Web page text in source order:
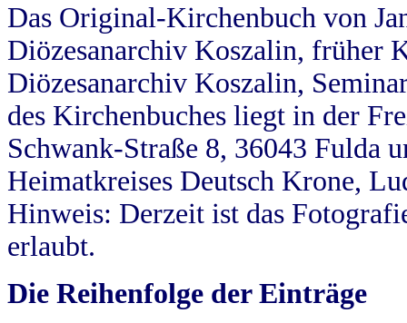
Das Original-Kirchenbuch von
Diözesanarchiv Koszalin, früher
Diözesanarchiv Koszalin,
des Kirchenbuches liegt in der
Schwank-Straße 8, 36043 Fulda
Heimatkreises Deutsch Krone,
Hinweis: Derzeit ist das
erlaubt.
Die Reihenfolge der Einträge